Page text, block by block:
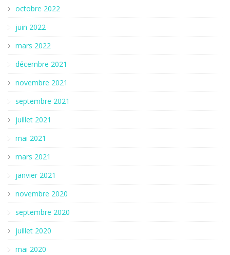
octobre 2022
juin 2022
mars 2022
décembre 2021
novembre 2021
septembre 2021
juillet 2021
mai 2021
mars 2021
janvier 2021
novembre 2020
septembre 2020
juillet 2020
mai 2020